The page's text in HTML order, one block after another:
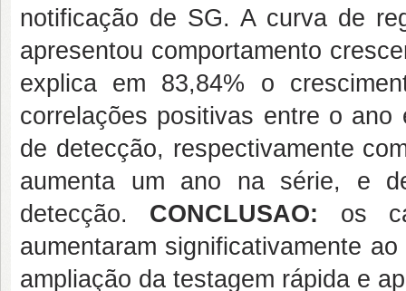
notificação de SG. A curva de
apresentou comportamento
explica em 83,84% o
correlações positivas entre o
de detecção, respectivamente
aumenta um ano na série, e
detecção. CONCLUSAO: os
aumentaram significativamente
ampliação da testagem rápida e